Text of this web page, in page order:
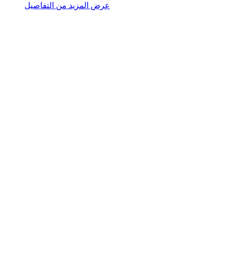
عرض المزيد من التفاصيل